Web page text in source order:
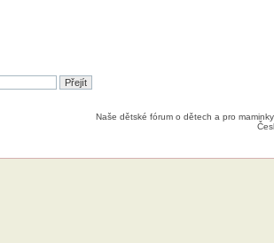
Naše dětské fórum o dětech a pro